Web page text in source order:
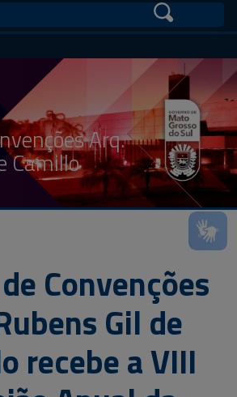
Arq.
Camillo
Convenções
Gil de
recebe a VIII